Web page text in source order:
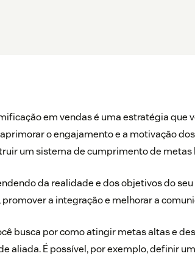
em vendas é uma estratégia que
o engajamento e a motivação
um sistema de cumprimento de metas
da realidade e dos objetivos do
a integração e melhorar a
busca por como atingir metas altas e
aliada. É possível, por exemplo, definir